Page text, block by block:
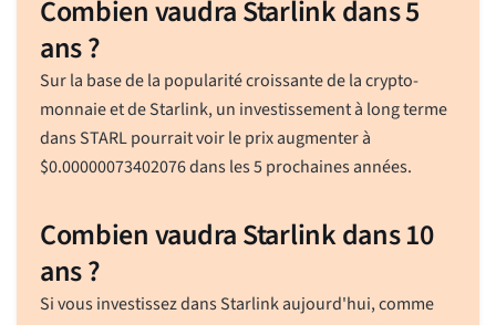
Combien vaudra Starlink dans 5
ans ?
Sur la base de la popularité croissante de la crypto-
monnaie et de Starlink, un investissement à long terme
dans STARL pourrait voir le prix augmenter à
$0.00000073402076dans les 5 prochaines années.
Combien vaudra Starlink dans 10
ans ?
Si vous investissez dans Starlink aujourd'hui, comme